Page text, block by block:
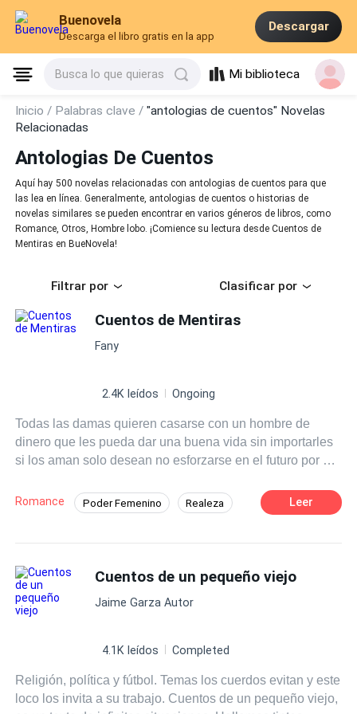
Buenovela
Descarga el libro gratis en la app
Descargar
Busca lo que quieras Mi biblioteca
Inicio / Palabras clave /"antologias de cuentos" Novelas
Relacionadas
Antologias De Cuentos
Aquí hay 500 novelas relacionadas con antologias de cuentos para que
las lea en línea. Generalmente, antologias de cuentos o historias de
novelas similares se pueden encontrar en varios géneros de libros, como
Romance, Otros, Hombre lobo. ¡Comience su lectura desde Cuentos de
Mentiras en BueNovela!
Filtrar por Clasificar por
Cuentos de Mentiras
Fany
2.4K leídos Ongoing
Todas las damas quieren casarse con un hombre de
dinero que les pueda dar una buena vida sin importarles
si los aman solo desean no esforzarse en el futuro por el
medios aunque en esta sociedad tan machista es muy
difícil ser una mujer independiente.
Romance Poder Femenino Realeza Leer
Cuentos de un pequeño viejo
Jaime Garza Autor
4.1K leídos Completed
Religión, política y fútbol. Temas los cuerdos evitan y este
loco los invita a su trabajo. Cuentos de un pequeño viejo,